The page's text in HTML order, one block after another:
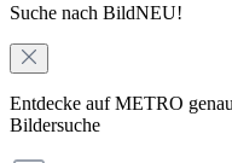
Suche nach BildNEU!
Entdecke auf METRO
Bildersuche